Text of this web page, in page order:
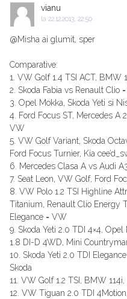
vianu
la 22.12.2013, 22:50
@Misha ai glumit, sper
Comparative:
1. VW Golf 1.4 TSI ACT, BMW
2. Skoda Fabia vs Renault Clio
3. Opel Mokka, Skoda Yeti si
4. Ford Focus ST, Mercedes A
VW
5. VW Golf Variant, Skoda
Ford Focus Turnier, Kia
6. Mercedes Clasa A vs Audi
7. Seat Leon, VW Golf, Ford
8. VW Polo 1.2 TSI Highline
Titanium, Renault Clio Energy
Elegance = VW
9. Skoda Yeti 2.0 TDI 4×4,
1.8 DI-D 4WD, Mini
10. Skoda Yeti 2.0 TDI
Skoda
11. VW Golf 1.2 TSI, BMW
12. VW Tiguan 2.0 TDI